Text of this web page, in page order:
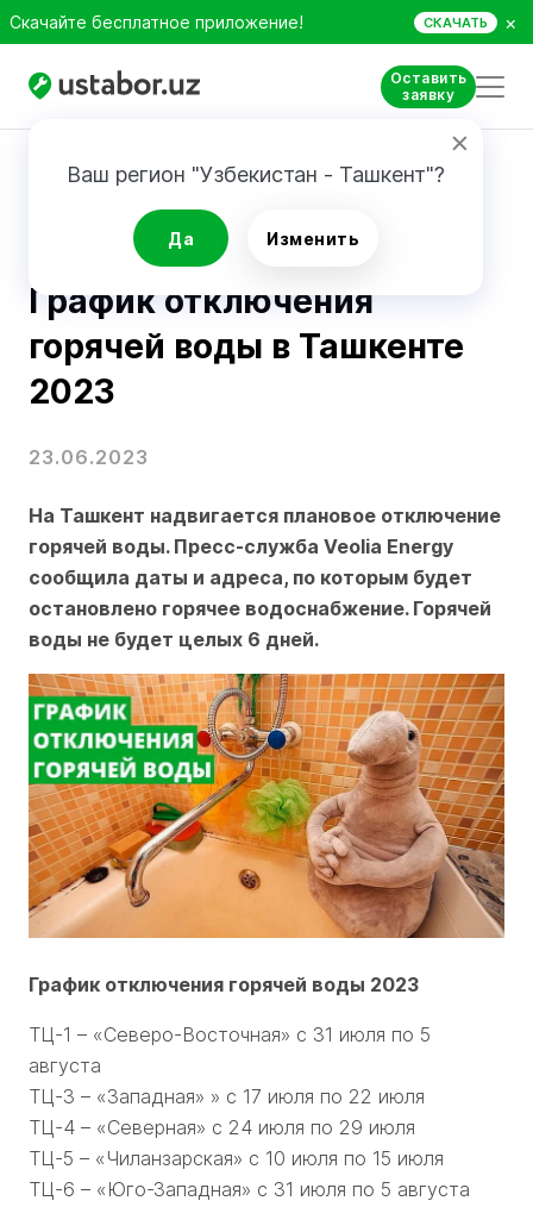
Скачайте бесплатное приложение! СКАЧАТЬ ×
Оставить
заявку
Ваш регион "Узбекистан - Ташкент"?
Да Изменить
График отключения
горячей воды в Ташкенте
2023
23.06.2023
На Ташкент надвигается плановое отключение
горячей воды. Пресс-служба Veolia Energy
сообщила даты и адреса, по которым будет
остановлено горячее водоснабжение. Горячей
воды не будет целых 6 дней.
График отключения горячей воды 2023
ТЦ-1 – «Северо-Восточная» с 31 июля по 5
августа
ТЦ-3 – «Западная» » с 17 июля по 22 июля
ТЦ-4 – «Северная» с 24 июля по 29 июля
ТЦ-5 – «Чиланзарская» с 10 июля по 15 июля
ТЦ-6 – «Юго-Западная» с 31 июля по 5 августа